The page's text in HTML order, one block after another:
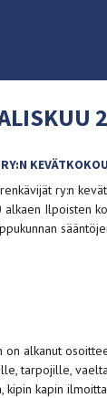
ry:n
Ilpoisten
alkanut
tarpojille,
kipin kapin